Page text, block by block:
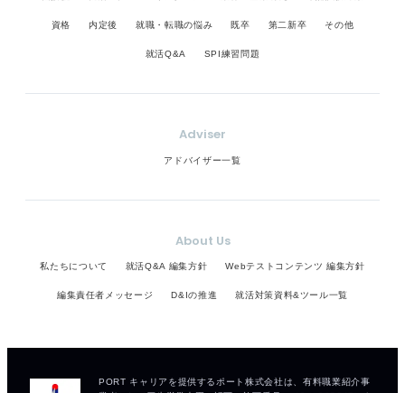
資格 内定後 就職・転職の悩み 既卒 第二新卒 その他
就活Q&A SPI練習問題
Adviser
アドバイザー一覧
About Us
私たちについて 就活Q&A 編集方針 Webテストコンテンツ 編集方針
編集責任者メッセージ D&Iの推進 就活対策資料&ツール一覧